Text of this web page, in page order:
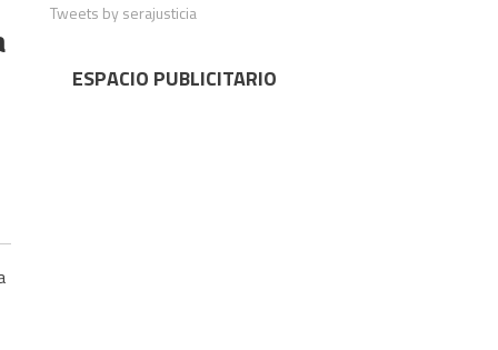
Tweets by serajusticia
ESPACIO PUBLICITARIO